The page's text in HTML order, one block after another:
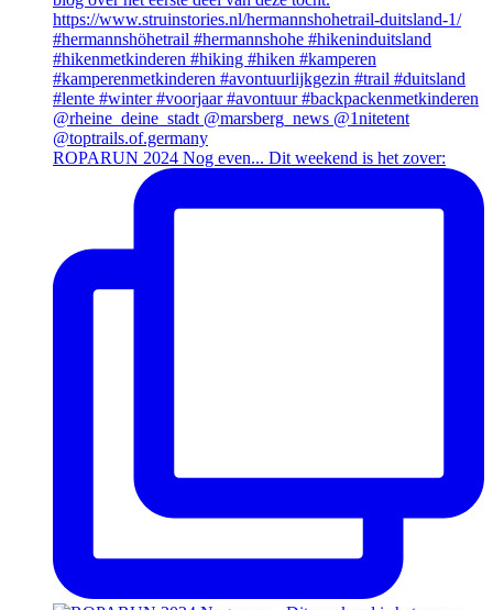
ROPARUN 2024 Nog even... Dit weekend is het zover: